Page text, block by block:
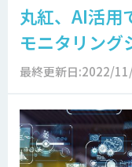
丸紅、AI活用
モニタリング
最終更新日:2022/